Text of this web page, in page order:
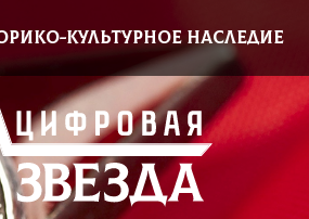
КУЛЬТУРНОЕ НАСЛЕДИЕ